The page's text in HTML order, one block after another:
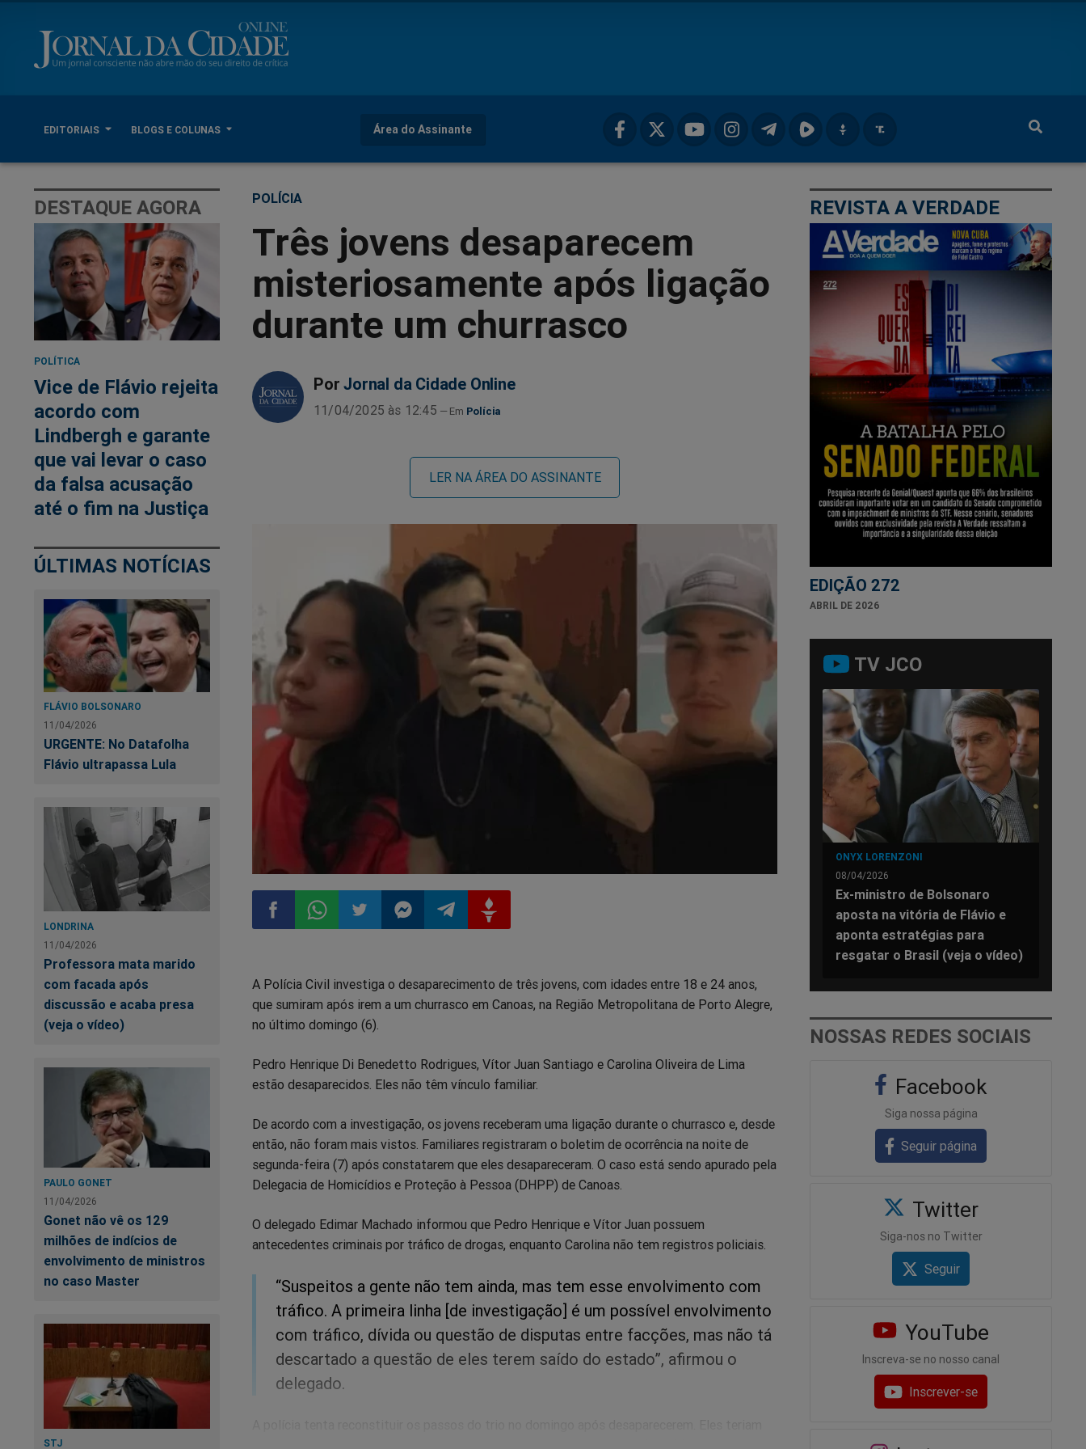
EDITORIAIS BLOGS E COLUNAS Área do Assinante
DESTAQUE AGORA
POLÍTICA
Vice de Flávio rejeita
acordo com
Lindbergh e garante
que vai levar o caso
da falsa acusação
até o fim na Justiça
ÚLTIMAS NOTÍCIAS
FLÁVIO BOLSONARO
11/04/2026
URGENTE: No Datafolha
Flávio ultrapassa Lula
LONDRINA
11/04/2026
Professora mata marido
com facada após
discussão e acaba presa
(veja o vídeo)
PAULO GONET
11/04/2026
Gonet não vê os 129
milhões de indícios de
envolvimento de ministros
no caso Master
STJ
POLÍCIA
Três jovens desaparecem
misteriosamente após ligação
durante um churrasco
Por Jornal da Cidade Online
11/04/2025 às 12:45 Polícia
LER NA ÁREA DO ASSINANTE
no
Facebook
no
Whatsapp
no
Twitter
no
no
no
A Polícia Civil investiga o desaparecimento de três jovens, com idades entre 18 e 24 anos,
que sumiram após irem a um churrasco em Canoas, na Região Metropolitana de Porto Alegre,
no último domingo (6).
Pedro Henrique Di Benedetto Rodrigues, Vítor Juan Santiago e Carolina Oliveira de Lima
estão desaparecidos. Eles não têm vínculo familiar.
De acordo com a investigação, os jovens receberam uma ligação durante o churrasco e, desde
então, não foram mais vistos. Familiares registraram o boletim de ocorrência na noite de
segunda-feira (7) após constatarem que eles desapareceram. O caso está sendo apurado pela
Delegacia de Homicídios e Proteção à Pessoa (DHPP) de Canoas.
O delegado Edimar Machado informou que Pedro Henrique e Vítor Juan possuem
antecedentes criminais por tráfico de drogas, enquanto Carolina não tem registros policiais.
“Suspeitos a gente não tem ainda, mas tem esse envolvimento com
tráfico. A primeira linha [de investigação] é um possível envolvimento
com tráfico, dívida ou questão de disputas entre facções, mas não tá
descartado a questão de eles terem saído do estado”, afirmou o
delegado.
REVISTA A VERDADE
EDIÇÃO 272
ABRIL DE 2026
TV JCO
ONYX LORENZONI
08/04/2026
Ex-ministro de Bolsonaro
aposta na vitória de Flávio e
aponta estratégias para
resgatar o Brasil (veja o vídeo)
NOSSAS REDES SOCIAIS
Facebook
Siga nossa página
Seguir página
Twitter
Siga-nos no Twitter
Seguir
YouTube
Inscreva-se no nosso canal
Inscrever-se